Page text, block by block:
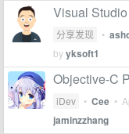
Visual
分享发现 •
byyksoft1
Objective-C
iDev • Cee •
jaminzzhang